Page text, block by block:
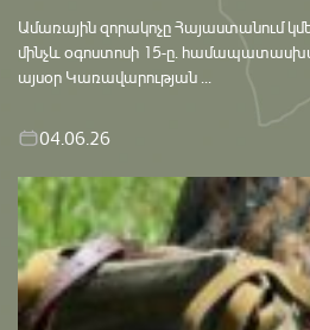
Ամառային զորակոչը Հայաստանում
մինչև օգոստոսի 15-ը․ համապատասխան
այսօր Կառավարության ...
04.06.26